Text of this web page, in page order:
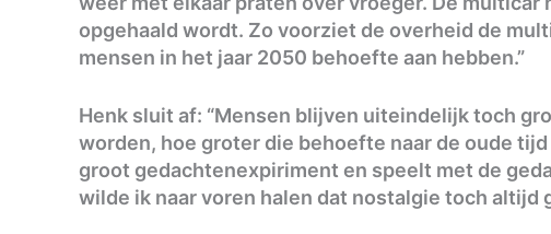
opgehaald wordt. Zo voorziet de overheid de
mensen in het jaar 2050 behoefte aan hebben.”
Henk sluit af: “Mensen blijven uiteindelijk toch
worden, hoe groter die behoefte naar de oude
groot gedachtenexpiriment en speelt met de
wilde ik naar voren halen dat nostalgie toch altijd